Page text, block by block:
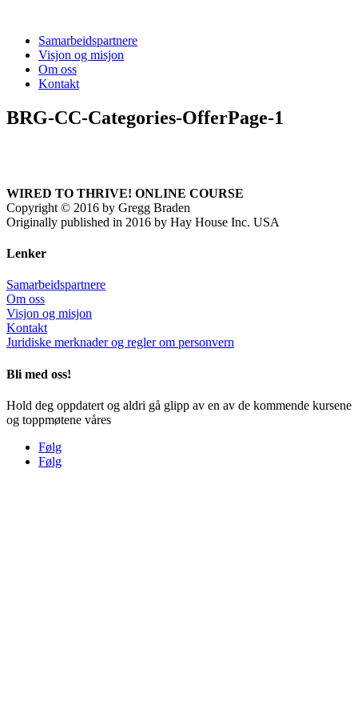
Samarbeidspartnere
Visjon og misjon
Om oss
Kontakt
BRG-CC-Categories-OfferPage-1
WIRED TO THRIVE! ONLINE COURSE
Copyright © 2016 by Gregg Braden
Originally published in 2016 by Hay House Inc. USA
Lenker
Samarbeidspartnere
Om oss
Visjon og misjon
Kontakt
Juridiske merknader og regler om personvern
Bli med oss!
Hold deg oppdatert og aldri gå glipp av en av de kommende kursene
og toppmøtene våres
Følg
Følg